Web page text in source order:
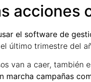
acciones
el software de
último trimestre del
van a caer, también
marcha campañas